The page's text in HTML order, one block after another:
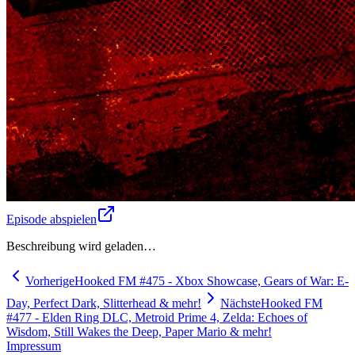
Episode abspielen
Beschreibung wird geladen…
VorherigeHooked FM #475 - Xbox Showcase, Gears of War: E-
Day, Perfect Dark, Slitterhead & mehr!
NächsteHooked FM
#477 - Elden Ring DLC, Metroid Prime 4, Zelda: Echoes of
Wisdom, Still Wakes the Deep, Paper Mario & mehr!
Impressum